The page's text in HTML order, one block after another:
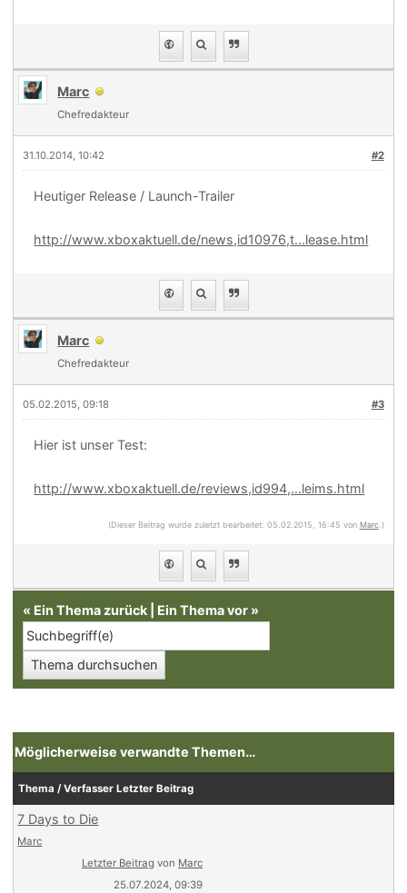
Marc
Chefredakteur
#2
31.10.2014, 10:42
Heutiger Release / Launch-Trailer
http://www.xboxaktuell.de/news,id10976,t...lease.html
Marc
Chefredakteur
#3
05.02.2015, 09:18
Hier ist unser Test:
http://www.xboxaktuell.de/reviews,id994,...leims.html
(Dieser Beitrag wurde zuletzt bearbeitet: 05.02.2015, 16:45 von Marc.)
« Ein Thema zurück Ein Thema vor »
Möglicherweise verwandte Themen…
Thema / Verfasser Letzter Beitrag
7 Days to Die
Marc
Letzter Beitrag von Marc
25.07.2024, 09:39